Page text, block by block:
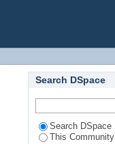
Search DSpace
Search DSpace
This Community